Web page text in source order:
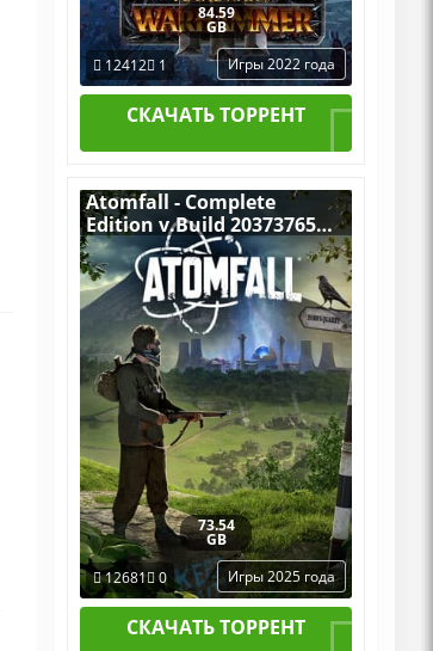
84.59
GB
12412
1 Игры 2022 года
СКАЧАТЬ ТОРРЕНТ
Atomfall - Complete
Edition v.Build 20373765
[RUS|ENG] (2025) PC
Пиратка Portable + All
DLCs
73.54
GB
12681 0 Игры 2025 года
СКАЧАТЬ ТОРРЕНТ